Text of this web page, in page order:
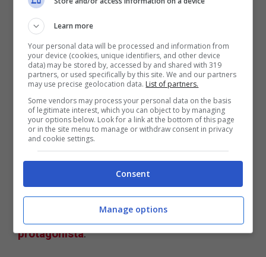
Tutte le novità musicali in arrivo per Skate –
Videogiochi.com
Sarà possibile sfogliare la colonna sonora
game semplicemente premendo il tasto
direzionale eselezionando l’icona delle cuffie,
quindi scegliendo cosa sentire mentre si
sfreccia per i vicoli della grossa città di San
Van. Ricordiamo intanto che c’è unnuovo
Soulslike con Dante Alighieri come
protagonista.
Learn more
Your personal data will be processed and information from
your device (cookies, unique identifiers, and other device
data) may be stored by, accessed by and shared with 319
partners, or used specifically by this site. We and our partners
may use precise geolocation data. List of partners.
Some vendors may process your personal data on the basis
of legitimate interest, which you can object to by managing
your options below. Look for a link at the bottom of this page
or in the site menu to manage or withdraw consent in privacy
and cookie settings.
Consent
Manage options